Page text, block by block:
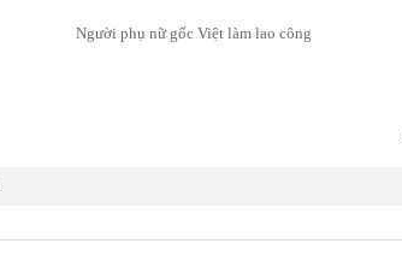
Người phụ nữ gốc Việt làm lao công